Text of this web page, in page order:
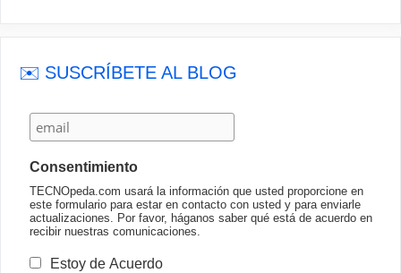
✉️ SUSCRÍBETE AL BLOG
Consentimiento
TECNOpeda.com usará la información que usted proporcione en
este formulario para estar en contacto con usted y para enviarle
actualizaciones. Por favor, háganos saber qué está de acuerdo en
recibir nuestras comunicaciones.
Estoy de Acuerdo